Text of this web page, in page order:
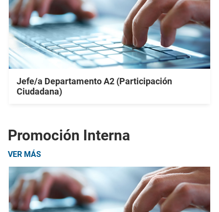
Jefe/a Departamento A2 (Participación
Ciudadana)
Promoción Interna
VER MÁS